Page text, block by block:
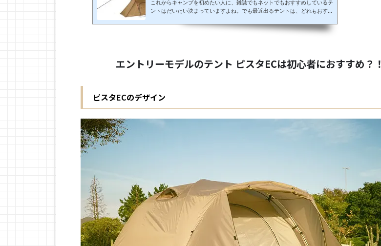
これからキャンプを初めたい人に、雑誌でもネットでもおすすめしているテ
ントはだいたい決まっていますよね。でも最近出るテントは、どれもおすす
ら・・・ 全部良いよ！予算次第！ なんて無責任な事を言ってしまいそうに
ーモデルとして、その役目を...
エントリーモデルのテント ピスタECは初心者におすすめ？！
ピスタECのデザイン